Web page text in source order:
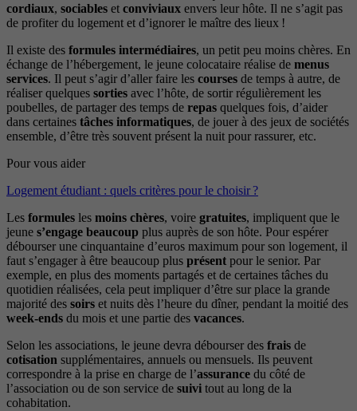
cordiaux, sociables et conviviaux envers leur hôte. Il ne s’agit pas
de profiter du logement et d’ignorer le maître des lieux !
Il existe des formules intermédiaires, un petit peu moins chères. En
échange de l’hébergement, le jeune colocataire réalise de menus
services. Il peut s’agir d’aller faire les courses de temps à autre, de
réaliser quelques sorties avec l’hôte, de sortir régulièrement les
poubelles, de partager des temps de repas quelques fois, d’aider
dans certaines tâches informatiques, de jouer à des jeux de sociétés
ensemble, d’être très souvent présent la nuit pour rassurer, etc.
Pour vous aider
Logement étudiant : quels critères pour le choisir ?
Les formules les moins chères, voire gratuites, impliquent que le
jeune s’engage beaucoup plus auprès de son hôte. Pour espérer
débourser une cinquantaine d’euros maximum pour son logement, il
faut s’engager à être beaucoup plus présent pour le senior. Par
exemple, en plus des moments partagés et de certaines tâches du
quotidien réalisées, cela peut impliquer d’être sur place la grande
majorité des soirs et nuits dès l’heure du dîner, pendant la moitié des
week-ends du mois et une partie des vacances.
Selon les associations, le jeune devra débourser des frais de
cotisation supplémentaires, annuels ou mensuels. Ils peuvent
correspondre à la prise en charge de l’assurance du côté de
l’association ou de son service de suivi tout au long de la
cohabitation.